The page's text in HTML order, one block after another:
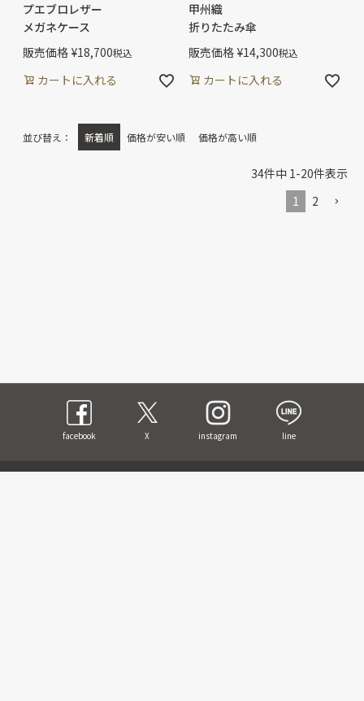
プエブロレザー
メガネケース
販売価格 ¥18,700税込
カートに入れる
甲州織
折りたたみ傘
販売価格 ¥14,300税込
カートに入れる
並び替え 新着順 価格が安い順 価格が高い順
34件中 1-20件表示
1
2
facebook X instagram line